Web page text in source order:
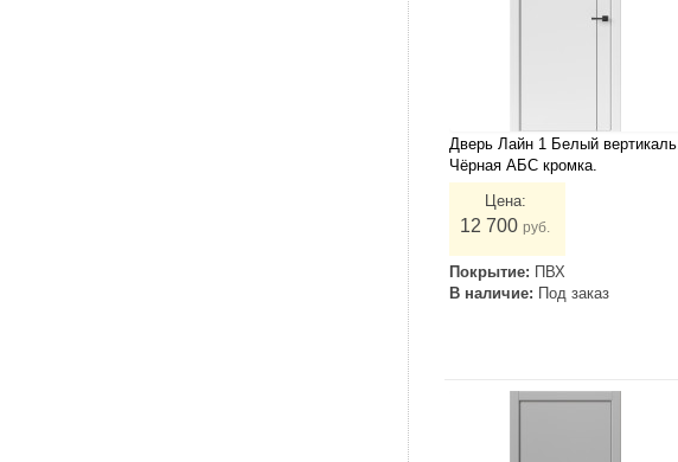
Дверь Лайн 1 Белый вертикаль.
Чёрная АБС кромка.
Цена:
12 700 руб.
Покрытие: ПВХ
В наличие: Под заказ